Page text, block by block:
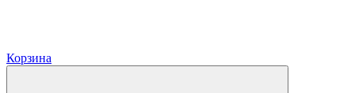
Корзина